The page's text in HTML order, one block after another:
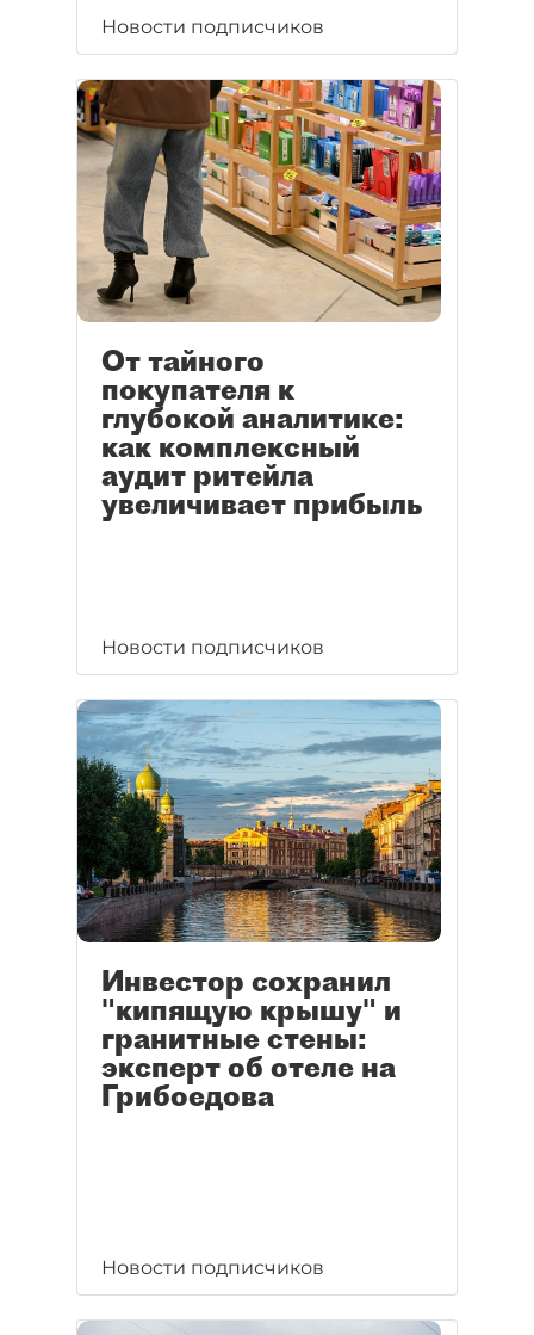
Новости подписчиков
От тайного
покупателя к
глубокой аналитике:
как комплексный
аудит ритейла
увеличивает прибыль
Новости подписчиков
Инвестор сохранил
"кипящую крышу" и
гранитные стены:
эксперт об отеле на
Грибоедова
Новости подписчиков